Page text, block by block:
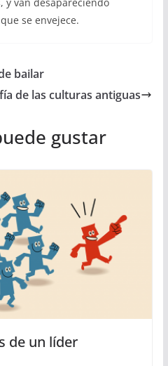
y van desapareciendo
se envejece.
bailar
de las culturas antiguas
gustar
de un líder